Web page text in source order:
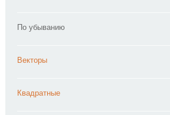
По убыванию
Векторы
Квадратные